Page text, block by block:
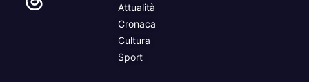
Attualità
Cronaca
Cultura
Sport